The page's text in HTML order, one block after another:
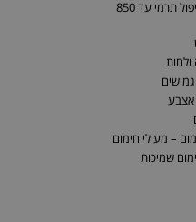
תנורים לטיפול תרמי עד 850
גמישים
אצבע
– מעילי חימום
שמיכות